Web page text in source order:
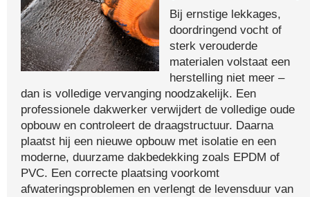
Bij ernstige lekkages,
doordringend vocht of
sterk verouderde
materialen volstaat een
herstelling niet meer –
dan is volledige vervanging noodzakelijk. Een
professionele dakwerker verwijdert de volledige oude
opbouw en controleert de draagstructuur. Daarna
plaatst hij een nieuwe opbouw met isolatie en een
moderne, duurzame dakbedekking zoals EPDM of
PVC. Een correcte plaatsing voorkomt
afwateringsproblemen en verlengt de levensduur van